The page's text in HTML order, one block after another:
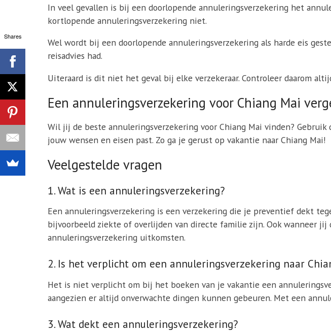
In veel gevallen is bij een doorlopende annuleringsverzekering het
kortlopende annuleringsverzekering niet.
Wel wordt bij een doorlopende annuleringsverzekering als harde eis
reisadvies had.
Uiteraard is dit niet het geval bij elke verzekeraar. Controleer daarom
Een annuleringsverzekering voor Chiang Mai
Wil jij de beste annuleringsverzekering voor Chiang Mai vinden?
jouw wensen en eisen past. Zo ga je gerust op vakantie naar Chiang Mai!
Veelgestelde vragen
1. Wat is een annuleringsverzekering?
Een annuleringsverzekering is een verzekering die je preventief dekt
bijvoorbeeld ziekte of overlijden van directe familie zijn. Ook wanneer
annuleringsverzekering uitkomsten.
2. Is het verplicht om een annuleringsverzekering naar
Het is niet verplicht om bij het boeken van je vakantie een
aangezien er altijd onverwachte dingen kunnen gebeuren. Met een
3. Wat dekt een annuleringsverzekering?
Shares